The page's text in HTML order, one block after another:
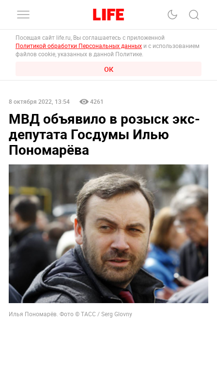
Посещая сайт life.ru, Вы соглашаетесь с приложенной
Политикой обработки Персональных данных и с использованием
файлов cookie, указанных в данной Политике.
ОК
8 октября 2022, 13:54 4261
МВД объявило в розыск экс-
депутата Госдумы Илью
Пономарёва
Илья Пономарёв. Фото © ТАСС / Serg Glovny